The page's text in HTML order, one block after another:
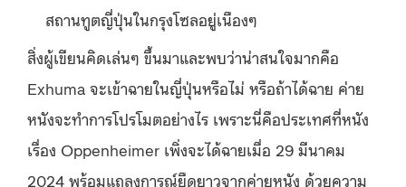
สถานทูตญี่ปุ่นในกรุงโซลอยู่เนืองๆ
สิ่งผู้เขียนคิดเล่นๆ ขึ้นมาและพบว่าน่าสนใจมากคือ
Exhuma จะเข้าฉายในญี่ปุ่นหรือไม่ หรือถ้าได้ฉาย ค่าย
หนังจะทำการโปรโมตอย่างไร เพราะนี่คือประเทศที่หนัง
เรื่อง Oppenheimer เพิ่งจะได้ฉายเมื่อ 29 มีนาคม
2024 พร้อมแถลงการณ์ยืดยาวจากค่ายหนัง ด้วยความ